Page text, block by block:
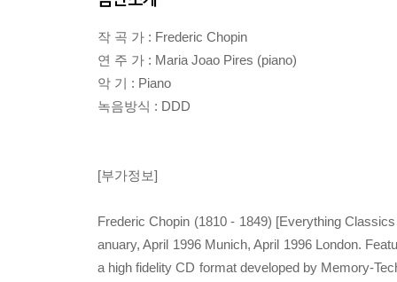
작 곡 가 : Frederic Chopin
연 주 가 : Maria Joao Pires (piano)
악 기 : Piano
녹음방식 : DDD
[부가정보]
Frederic Chopin (1810 - 1849) [Everything
anuary, April 1996 Munich, April 1996 London.
a high fidelity CD format developed by Memory-